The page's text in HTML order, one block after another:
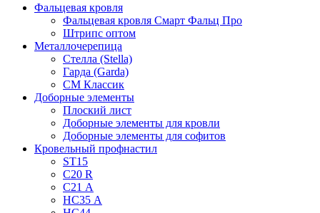
Фальцевая кровля
Фальцевая кровля Смарт Фальц Про
Штрипс оптом
Металлочерепица
Стелла (Stella)
Гарда (Garda)
СМ Классик
Доборные элементы
Плоский лист
Доборные элементы для кровли
Доборные элементы для софитов
Кровельный профнастил
ST15
С20 R
C21 А
НС35 А